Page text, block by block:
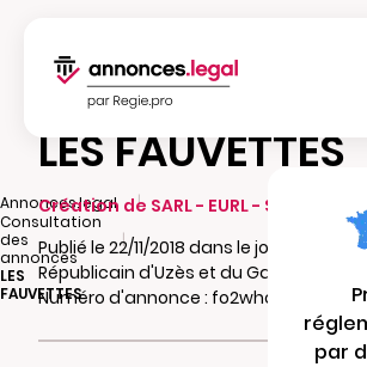
Annonces.legal
|
Consultation
des
annonces
|
LES
FAUVETTES
LES FAUVETTES
Création de SARL - EURL - SCI - SCA -
Publié le 22/11/2018 dans le journal Le
Républicain d'Uzès et du Gard
Numéro d'annonce : fo2whcku2z
par